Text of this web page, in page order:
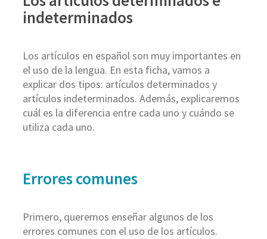
indeterminados
Los artículos en español son muy importantes en
el uso de la lengua. En esta ficha, vamos a
explicar dos tipos: artículos determinados y
artículos indeterminados. Además, explicaremos
cuál es la diferencia entre cada uno y cuándo se
utiliza cada uno.
Errores comunes
Primero, queremos enseñar algunos de los
errores comunes con el uso de los artículos.